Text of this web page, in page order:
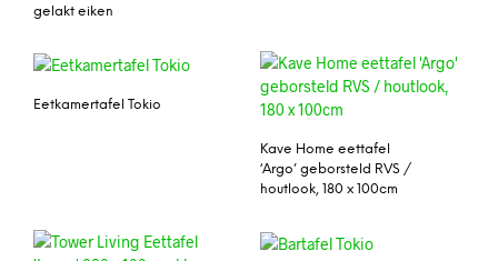
gelakt eiken
Eetkamertafel Tokio
Kave Home eettafel
‘Argo’ geborsteld RVS /
houtlook, 180 x 100cm